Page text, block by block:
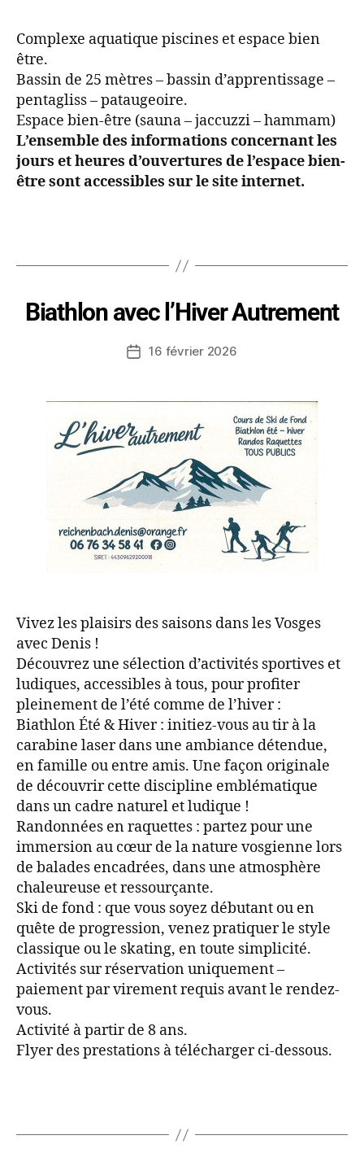
Complexe aquatique piscines et espace bien
être.
Bassin de 25 mètres – bassin d’apprentissage –
pentagliss – pataugeoire.
Espace bien-être (sauna – jaccuzzi – hammam)
L’ensemble des informations concernant les
jours et heures d’ouvertures de l’espace bien-
être sont accessibles sur le site internet.
Biathlon avec l’Hiver Autrement
16 février 2026
Vivez les plaisirs des saisons dans les Vosges
avec Denis !
Découvrez une sélection d’activités sportives et
ludiques, accessibles à tous, pour profiter
pleinement de l’été comme de l’hiver :
Biathlon Été & Hiver : initiez-vous au tir à la
carabine laser dans une ambiance détendue,
en famille ou entre amis. Une façon originale
de découvrir cette discipline emblématique
dans un cadre naturel et ludique !
Randonnées en raquettes : partez pour une
immersion au cœur de la nature vosgienne lors
de balades encadrées, dans une atmosphère
chaleureuse et ressourçante.
Ski de fond : que vous soyez débutant ou en
quête de progression, venez pratiquer le style
classique ou le skating, en toute simplicité.
Activités sur réservation uniquement –
paiement par virement requis avant le rendez-
vous.
Activité à partir de 8 ans.
Flyer des prestations à télécharger ci-dessous.